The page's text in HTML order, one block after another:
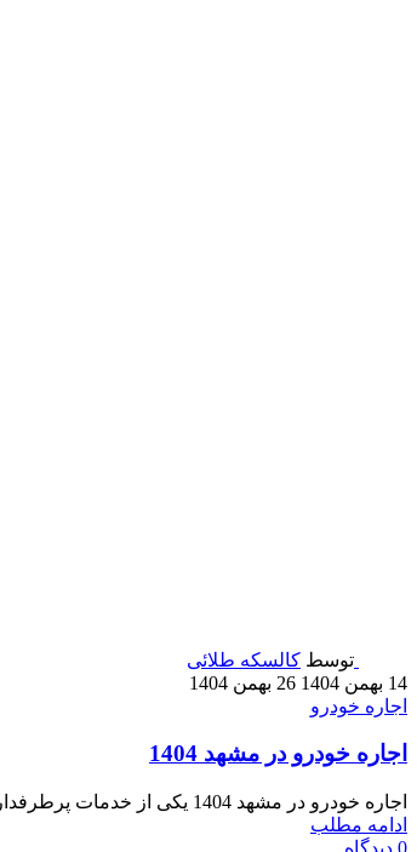
توسط کالسکه طلائی
14 بهمن 1404
26 بهمن 1404
اجاره خودرو
اجاره خودرو در مشهد 1404
اجاره خودرو در مشهد 1404 یکی از خدمات پرطرفدار برای مسافران و ساکنان این شهر است. با توجه به ترافیک ...
ادامه مطلب
0 دیدگاه